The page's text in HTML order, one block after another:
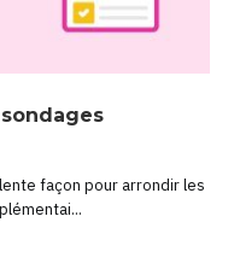
façon pour arrondir les